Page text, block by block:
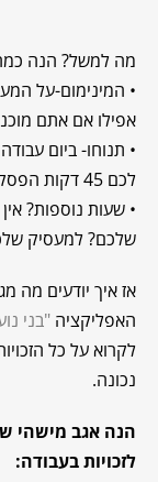
מה למשל? הנה
• המינימום-על
אפילו אם אתם
לכם 45 דקות הפסקה לאכילה ומנוחה.
• שעות נוספות?
שלכם? למעסיק
אז איך יודעים מה
האפליקציה "בני
לקרוא על כל
נכונה.
הנה אגב מישהי
לזכויות בעבודה: